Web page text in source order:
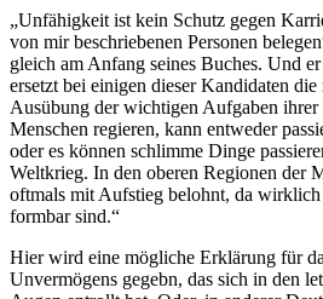
„Unfähigkeit ist kein Schutz gegen
von mir beschriebenen Personen
gleich am Anfang seines Buches. Und
ersetzt bei einigen dieser Kandidaten
Ausübung der wichtigen Aufgaben
Menschen regieren, kann entweder
oder es können schlimme Dinge
Weltkrieg. In den oberen Regionen der
oftmals mit Aufstieg belohnt, da
formbar sind.“
Hier wird eine mögliche Erklärung für
Unvermögens gegebn, das sich in den